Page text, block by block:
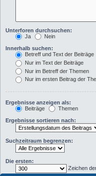
Unterforen durchsuchen:
Ja
Nein
Innerhalb suchen:
Betreff und Text der Beiträge
Nur im Text der Beiträge
Nur im Betreff der Themen
Nur im ersten Beitrag der
Ergebnisse anzeigen als:
Beiträge
Themen
Ergebnisse sortieren nach:
Suchzeitraum begrenzen:
Die ersten:
Zeichen